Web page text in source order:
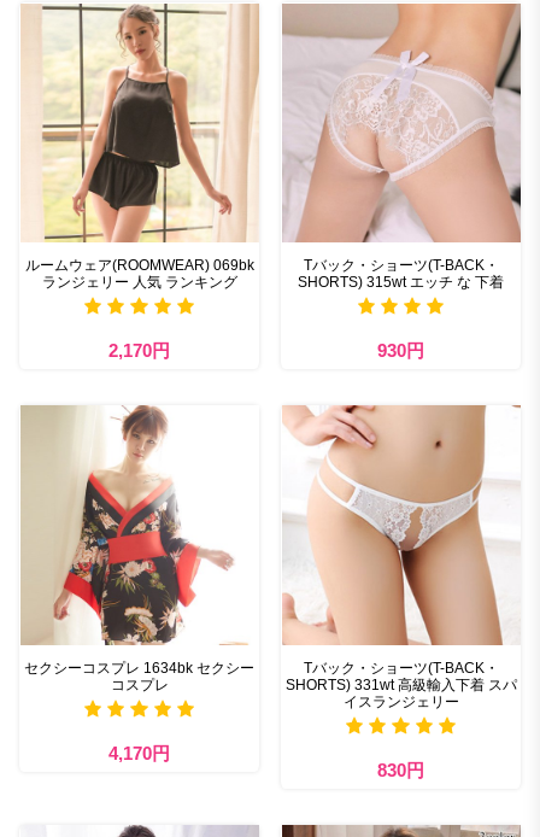
ルームウェア(ROOMWEAR) 069bk
ランジェリー 人気 ランキング
2,170円
Tバック・ショーツ(T-BACK・
SHORTS) 315wt エッチ な 下着
930円
セクシーコスプレ 1634bk セクシー
コスプレ
4,170円
Tバック・ショーツ(T-BACK・
SHORTS) 331wt 高級輸入下着 スパ
イスランジェリー
830円